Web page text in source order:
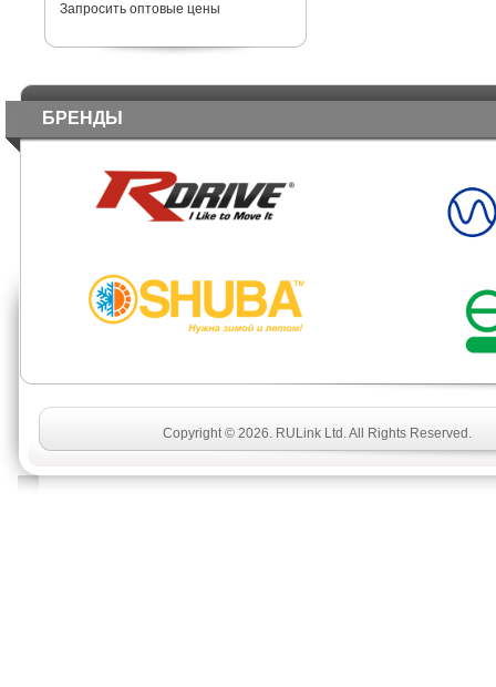
Запросить оптовые цены
БРЕНДЫ
Copyright © 2026. RULink Ltd. All Rights Reserved.